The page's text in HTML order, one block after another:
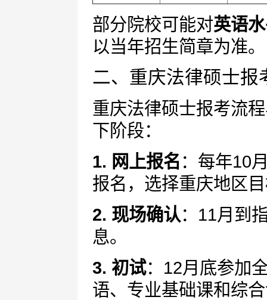
部分院校可能对英语
以当年招生简章为准。
二、重庆法律硕士报
重庆法律硕士报考流
下阶段：
1. 网上报名 ：每年10
报名，选择重庆地区
2. 现场确认：11月到
息。
3. 初试：12月底参加
语、专业基础课和综